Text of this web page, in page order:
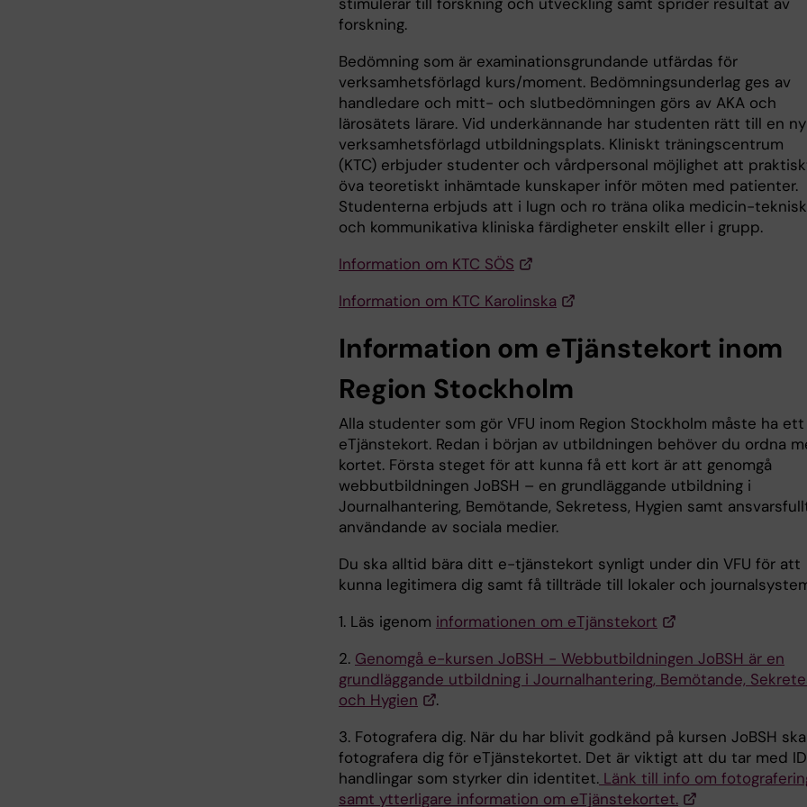
forskning.
Bedömning som är examinationsgrundande utfärdas för
verksamhetsförlagd kurs/moment. Bedömningsunderlag ges av
handledare och mitt- och slutbedömningen görs av AKA och
lärosätets lärare. Vid underkännande har studenten rätt till en ny
verksamhetsförlagd utbildningsplats. Kliniskt träningscentrum
(KTC) erbjuder studenter och vårdpersonal möjlighet att
öva teoretiskt inhämtade kunskaper inför möten med patienter.
Studenterna erbjuds att i lugn och ro träna olika medicin-
och kommunikativa kliniska färdigheter enskilt eller i grupp.
Information om KTC SÖS
Information om KTC Karolinska
Information om eTjänstekort inom
Region Stockholm
Alla studenter som gör VFU inom Region Stockholm måste ha ett
eTjänstekort. Redan i början av utbildningen behöver du ordna
kortet. Första steget för att kunna få ett kort är att genomgå
webbutbildningen JoBSH – en grundläggande utbildning i
Journalhantering, Bemötande, Sekretess, Hygien samt
användande av sociala medier.
Du ska alltid bära ditt e-tjänstekort synligt under din VFU för att
kunna legitimera dig samt få tillträde till lokaler och
1. Läs igenom informationen om eTjänstekort
2. Genomgå e-kursen JoBSH - Webbutbildningen JoBSH är en
grundläggande utbildning i Journalhantering, Bemötande,
och Hygien
.
3. Fotografera dig. När du har blivit godkänd på kursen JoBSH
fotografera dig för eTjänstekortet. Det är viktigt att du tar med
handlingar som styrker din identitet. Länk till info om
samt ytterligare information om eTjänstekortet.